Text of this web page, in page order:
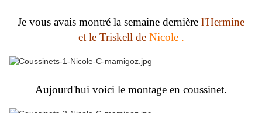
Je vous avais montré la semaine dernière l'Hermine
et le Triskell de Nicole .
Aujourd'hui voici le montage en coussinet.